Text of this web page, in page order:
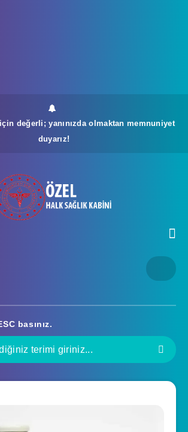
değerli; yanınızda olmaktan memnuniyet
duyarız!
basınız.